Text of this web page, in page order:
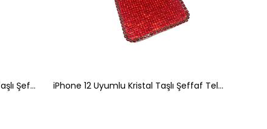
iPhone 11 Uyumlu Kristal Baget Taşlı Şeffaf Telefon Kılıfı Gümüş iPhone 12 Uyumlu Kristal Taşlı Şeffaf Telefon Kılıfı Kırmızı